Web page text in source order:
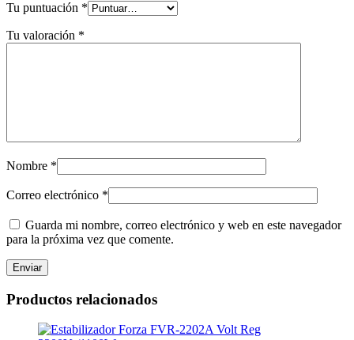
Tu puntuación *
Tu valoración *
Nombre *
Correo electrónico *
Guarda mi nombre, correo electrónico y web en este navegador
para la próxima vez que comente.
Productos relacionados